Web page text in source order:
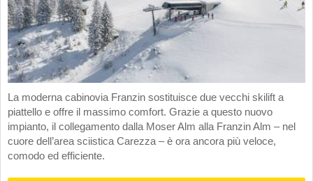
La moderna cabinovia Franzin sostituisce due vecchi skilift a
piattello e offre il massimo comfort. Grazie a questo nuovo
impianto, il collegamento dalla Moser Alm alla Franzin Alm – nel
cuore dell’area sciistica Carezza – è ora ancora più veloce,
comodo ed efficiente.